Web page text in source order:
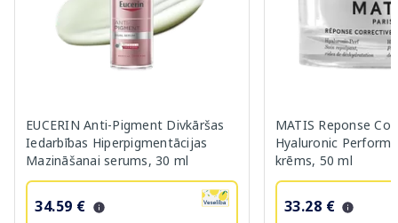
EUCERIN Anti-Pigment Divkāršas
Iedarbības Hiperpigmentācijas
Mazināšanai serums, 30 ml
34.59 €
MATIS Reponse
Hyaluronic
krēms, 50 ml
33.28 €